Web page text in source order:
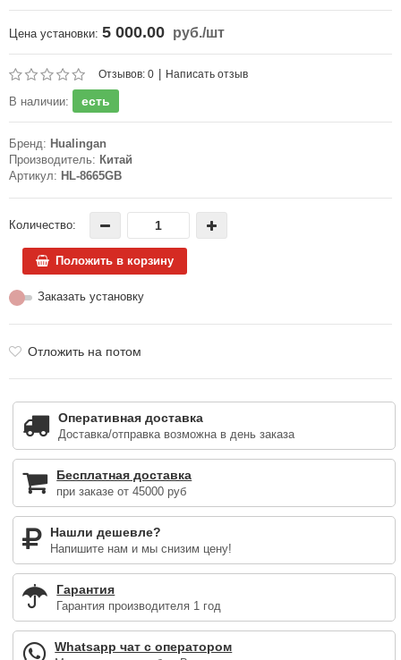
Цена установки: 5 000.00 руб./шт
Отзывов: 0 Написать отзыв
В наличии: есть
Бренд: Hualingan
Производитель: Китай
Артикул: HL-8665GB
Количество:
Положить в корзину
Заказать установку
Отложить на потом
Оперативная доставка
Доставка/отправка возможна в день заказа
Бесплатная доставка
при заказе от 45000 руб
Нашли дешевле?
Напишите нам и мы снизим цену!
Гарантия
Гарантия производителя 1 год
Whatsapp чат с оператором